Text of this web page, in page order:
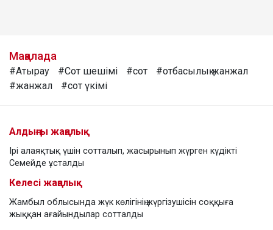
Мақалада
#Атырау #Сот шешімі #сот
#отбасылық жанжал
#жанжал
#сот үкімі
Алдыңғы жаңалық
Ірі алаяқтық үшін сотталып, жасырынып жүрген күдікті
Семейде ұсталды
Келесі жаңалық
Жамбыл облысында жүк көлігінің жүргізушісін соққыға
жыққан ағайындылар сотталды